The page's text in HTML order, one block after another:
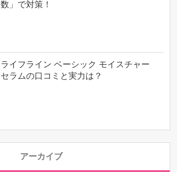
数」で対策！
ライフライン ベーシック モイスチャー
セラムの口コミと実力は？
アーカイブ